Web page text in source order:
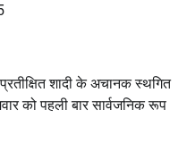
शादी के अचानक स्थगित
को पहली बार सार्वजनिक रूप